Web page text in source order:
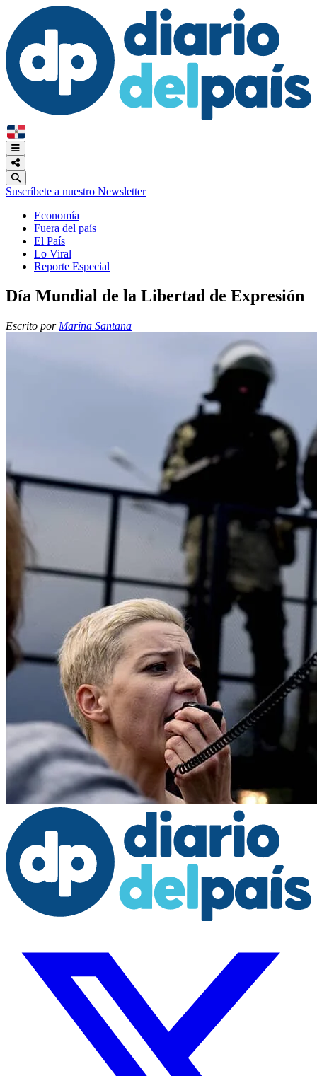
Suscríbete a nuestro Newsletter
Economía
Fuera del país
El País
Lo Viral
Reporte Especial
Día Mundial de la Libertad de Expresión
Escrito por Marina Santana